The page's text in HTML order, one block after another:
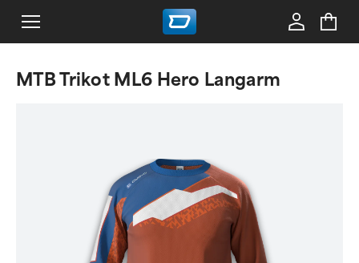
MTB Trikot ML6 Hero Langarm